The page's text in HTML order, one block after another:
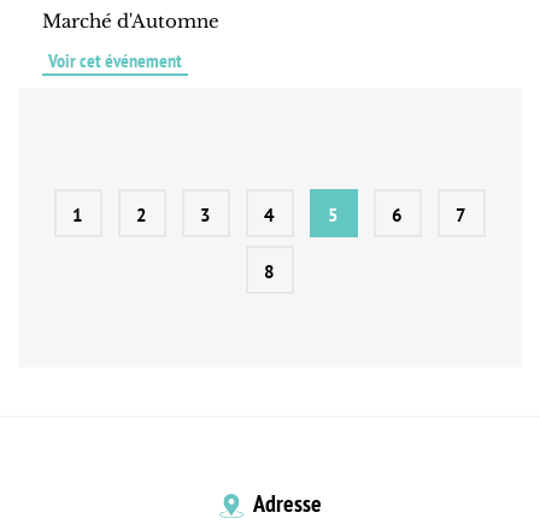
Marché d'Automne
Voir cet événement
1 2 3 4 5 6 7
8
Adresse